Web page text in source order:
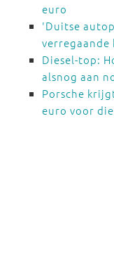
euro
'Duitse
Diesel-top:
alsnog aan
Porsche
euro voor